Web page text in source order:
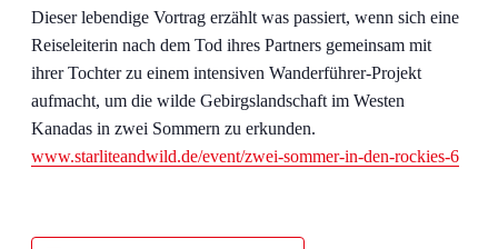
Dieser lebendige Vortrag erzählt was passiert, wenn sich eine
Reiseleiterin nach dem Tod ihres Partners gemeinsam mit
ihrer Tochter zu einem intensiven Wanderführer-Projekt
aufmacht, um die wilde Gebirgslandschaft im Westen
Kanadas in zwei Sommern zu erkunden.
www.starliteandwild.de/event/zwei-sommer-in-den-rockies-6